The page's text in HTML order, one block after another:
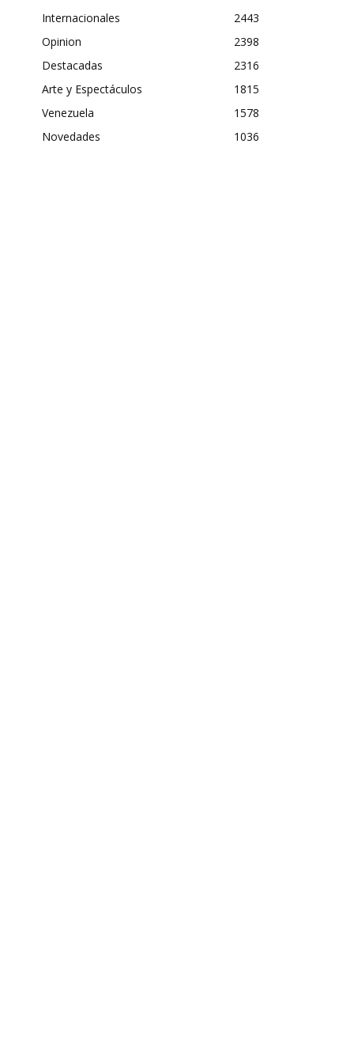
Internacionales
2443
Opinion
2398
Destacadas
2316
Arte y Espectáculos
1815
Venezuela
1578
Novedades
1036